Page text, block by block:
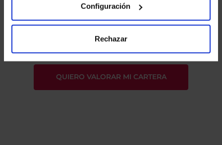
Configuración
Rechazar
la política de privacidad
y consiento el
tratamiento de mis datos personales.